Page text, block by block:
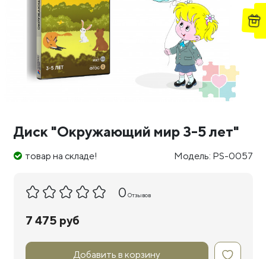
Диск "Окружающий мир 3-5 лет"
товар на складе! Модель: PS-0057
0 Отзывов
7 475 руб
Добавить в корзину